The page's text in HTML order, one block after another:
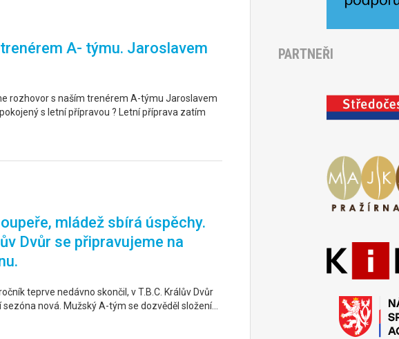
A- týmu. Jaroslavem
rozhovor s naším trenérem A-týmu Jaroslavem
s letní přípravou ? Letní příprava zatím
mládež sbírá úspěchy.
Dvůr se připravujeme na
teprve nedávno skončil, v T.B.C. Králův Dvůr
nová. Mužský A-tým se dozvěděl složení…
PARTNEŘI